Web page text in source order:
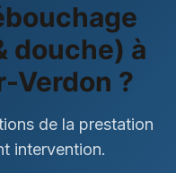
douche) à
Verdon ?
de la prestation
intervention.